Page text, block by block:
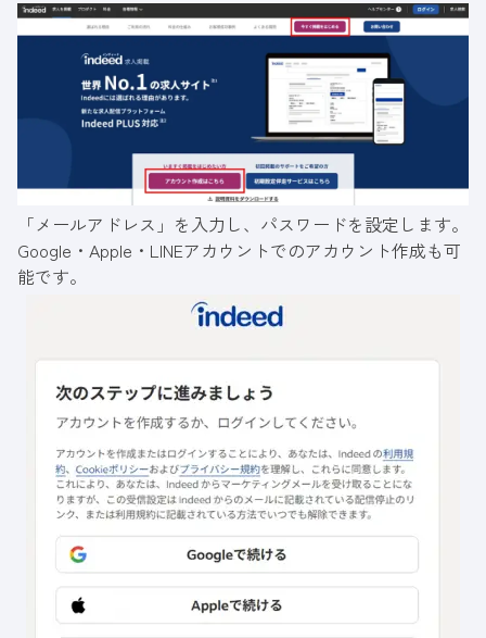
「メールアドレス」を入力し、パスワードを設定します。
Google・Apple・LINEアカウントでのアカウント作成も可
能です。